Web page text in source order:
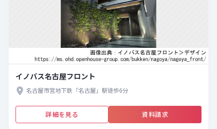
イノバス名古屋フロント
名古屋市営地下鉄「名古屋」駅徒歩6分
詳細を見る 資料請求